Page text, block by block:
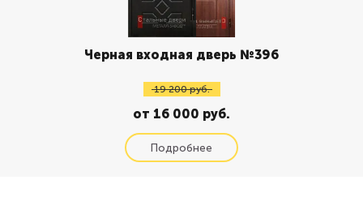
Черная входная дверь №396
19 200 руб.
от 16 000 руб.